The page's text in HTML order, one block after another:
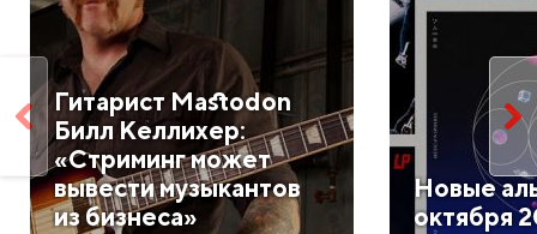
Гитарист Mastodon
Билл Келлихер:
«Стриминг может
вывести музыкантов
из бизнеса»
​Новые
октября